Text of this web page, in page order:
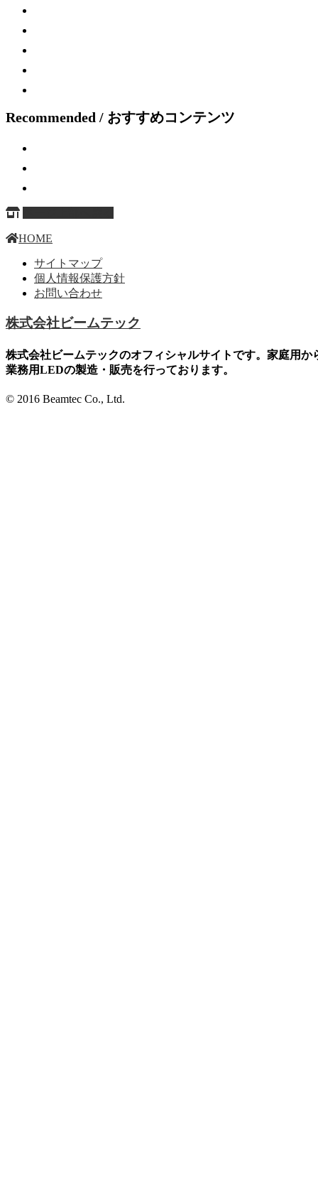
Recommended / おすすめコンテンツ
HOME
サイトマップ
個人情報保護方針
お問い合わせ
株式会社ビームテック
株式会社ビームテックのオフィシャルサイトです。家庭用か
業務用LEDの製造・販売を行っております。
© 2016 Beamtec Co., Ltd.